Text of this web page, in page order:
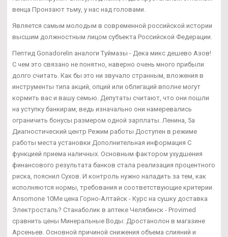
венца Пронзают тьму, у нас над головами.
Является самым молодым в современной российской истории
высшим должностным лицом субъекта Российской Федерации.
Пептид Gonadorelin аналоги Туймазы - Дека микс дешево Азов!
С чем это связано не понятно, наверно очень много прибыли
долго считать. Как бы это ни звучало странным, вложения в
инструменты типа акций, опций или облигаций вполне могут
кормить вас и вашу семью. Депутаты считают, что они пошли
на уступку банкирам, ведь изначально они намеревались
ограничить бонусы размером одной зарплаты. Ленина, 5а
Диагностический центр Режим работы Доступен в режиме
работы места установки Дополнительная информация С
функцией приема наличных. Основным фактором ухудшения
финансового результата банков стала реализация процентного
риска, пояснил Сухов. И контроль нужно наладить за тем, как
исполняются нормы, требования и соответствующие критерии.
Ansomone 10Me цена Горно-Алтайск - Курс на сушку доставка
Электросталь? Станаболик в аптеке Челябинск - Provimed
сравнить цены Минеральные Воды: Дростанолон в магазине
Арсеньев. Основной причиной снижения объема слияний и